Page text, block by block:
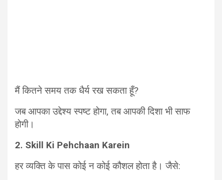
मैं कितने समय तक धैर्य रख सकता हूँ?
जब आपका उद्देश्य स्पष्ट होगा, तब आपकी दिशा भी साफ
होगी।
2. Skill Ki Pehchaan Karein
हर व्यक्ति के पास कोई न कोई कौशल होता है। जैसे: